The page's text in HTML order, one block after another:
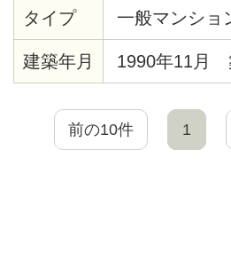
タイプ 一般マンショ
建築年月 1990年11月
前の10件 1